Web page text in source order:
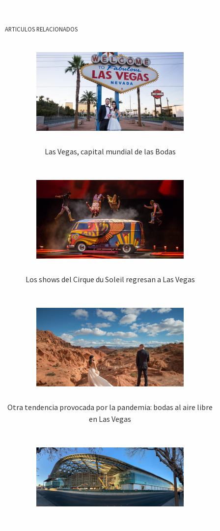
ARTICULOS RELACIONADOS
Las Vegas, capital mundial de las Bodas
Los shows del Cirque du Soleil regresan a Las Vegas
Otra tendencia provocada por la pandemia: bodas al aire libre
en Las Vegas